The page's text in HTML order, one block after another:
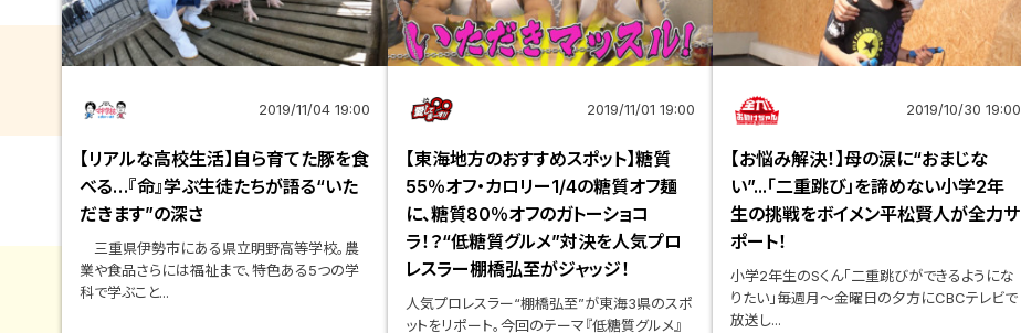
2019/11/04 19:00
【リアルな高校生活】自ら育てた豚を食
べる…『命』学ぶ生徒たちが語る“いた
だきます”の深さ
三重県伊勢市にある県立明野高等学校。農
業や食品さらには福祉まで、特色ある5つの学
科で学ぶこと...
2019/11/01 19:00
【東海地方のおすすめスポット】糖質
55％オフ・カロリー1/4の糖質オフ麺
に、糖質80％オフのガトーショコ
ラ！？“低糖質グルメ”対決を人気プロ
レスラー棚橋弘至がジャッジ！
人気プロレスラー“棚橋弘至”が東海3県のスポ
ットをリポート。今回のテーマ『低糖質グルメ』
2019/10/30 19:00
【お悩み解決！】母の涙に“おまじな
い”...「二重跳び」を諦めない小学2年
生の挑戦をボイメン平松賢人が全力サ
ポート！
小学2年生のSくん「二重跳びができるようにな
りたい」毎週月～金曜日の夕方にCBCテレビで
放送し...